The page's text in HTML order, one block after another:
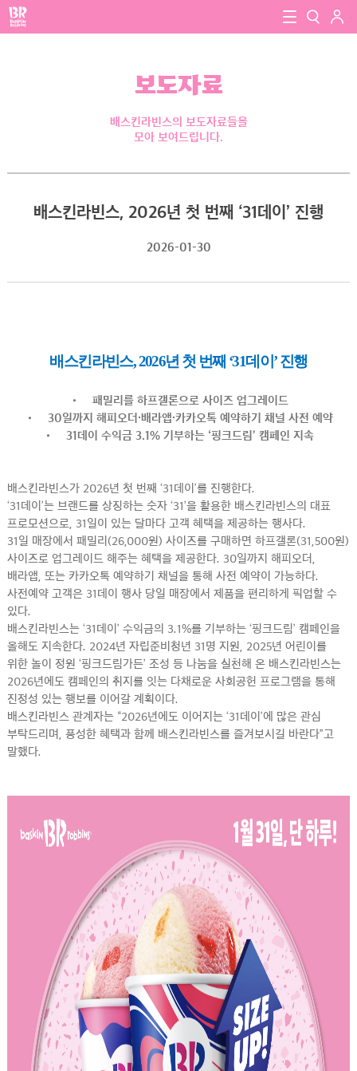
baskin robbins 검색
로그
close
보도자료
배스킨라빈스의 보도자료들을
모아 보여드립니다.
배스킨라빈스, 2026년 첫 번째 ‘31데이’ 진행
2026-01-30
배스킨라빈스, 2026년 첫 번째 ‘31데이’ 진행
• 패밀리를 하프갤론으로 사이즈 업그레이드
• 30일까지 해피오더∙배라앱∙카카오톡 예약하기 채널 사전 예약
• 31데이 수익금 3.1% 기부하는 ‘핑크드림’ 캠페인 지속
배스킨라빈스가 2026년 첫 번째 ‘31데이’를 진행한다.
‘31데이’는 브랜드를 상징하는 숫자 ‘31’을 활용한 배스킨라빈스의 대표
프로모션으로, 31일이 있는 달마다 고객 혜택을 제공하는 행사다.
31일 매장에서 패밀리(26,000원) 사이즈를 구매하면 하프갤론(31,500원)
사이즈로 업그레이드 해주는 혜택을 제공한다. 30일까지 해피오더,
배라앱, 또는 카카오톡 예약하기 채널을 통해 사전 예약이 가능하다.
사전예약 고객은 31데이 행사 당일 매장에서 제품을 편리하게 픽업할 수
있다.
배스킨라빈스는 ‘31데이’ 수익금의 3.1%를 기부하는 ‘핑크드림’ 캠페인을
올해도 지속한다. 2024년 자립준비청년 31명 지원, 2025년 어린이를
위한 놀이 정원 ‘핑크드림가든’ 조성 등 나눔을 실천해 온 배스킨라빈스는
2026년에도 캠페인의 취지를 잇는 다채로운 사회공헌 프로그램을 통해
진정성 있는 행보를 이어갈 계획이다.
배스킨라빈스 관계자는 “2026년에도 이어지는 ‘31데이’에 많은 관심
부탁드리며, 풍성한 혜택과 함께 배스킨라빈스를 즐겨보시길 바란다”고
말했다.